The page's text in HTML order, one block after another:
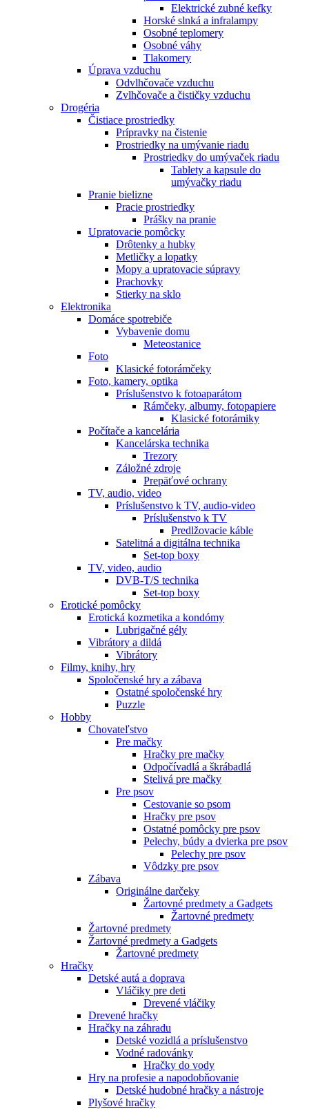
Elektrické zubné kefky
Horské slnká a infralampy
Osobné teplomery
Osobné váhy
Tlakomery
Úprava vzduchu
Odvlhčovače vzduchu
Zvlhčovače a čističky vzduchu
Drogéria
Čistiace prostriedky
Prípravky na čistenie
Prostriedky na umývanie riadu
Prostriedky do umývaček riadu
Tablety a kapsule do
umývačky riadu
Pranie bielizne
Pracie prostriedky
Prášky na pranie
Upratovacie pomôcky
Drôtenky a hubky
Metličky a lopatky
Mopy a upratovacie súpravy
Prachovky
Stierky na sklo
Elektronika
Domáce spotrebiče
Vybavenie domu
Meteostanice
Foto
Klasické fotorámčeky
Foto, kamery, optika
Príslušenstvo k fotoaparátom
Rámčeky, albumy, fotopapiere
Klasické fotorámiky
Počítače a kancelária
Kancelárska technika
Trezory
Záložné zdroje
Prepäťové ochrany
TV, audio, video
Príslušenstvo k TV, audio-video
Príslušenstvo k TV
Predlžovacie káble
Satelitná a digitálna technika
Set-top boxy
TV, video, audio
DVB-T/S technika
Set-top boxy
Erotické pomôcky
Erotická kozmetika a kondómy
Lubrigačné gély
Vibrátory a dildá
Vibrátory
Filmy, knihy, hry
Spoločenské hry a zábava
Ostatné spoločenské hry
Puzzle
Hobby
Chovateľstvo
Pre mačky
Hračky pre mačky
Odpočívadlá a škrábadlá
Stelivá pre mačky
Pre psov
Cestovanie so psom
Hračky pre psov
Ostatné pomôcky pre psov
Pelechy, búdy a dvierka pre psov
Pelechy pre psov
Vôdzky pre psov
Zábava
Originálne darčeky
Žartovné predmety a Gadgets
Žartovné predmety
Žartovné predmety
Žartovné predmety a Gadgets
Žartovné predmety
Hračky
Detské autá a doprava
Vláčiky pre deti
Drevené vláčiky
Drevené hračky
Hračky na záhradu
Detské vozidlá a príslušenstvo
Vodné radovánky
Hračky do vody
Hry na profesie a napodobňovanie
Detské hudobné hračky a nástroje
Plyšové hračky